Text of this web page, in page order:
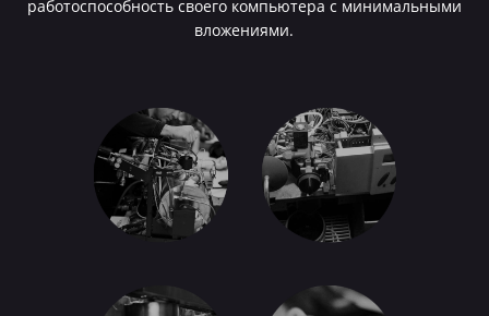
работоспособность своего компьютера с минимальными
вложениями.